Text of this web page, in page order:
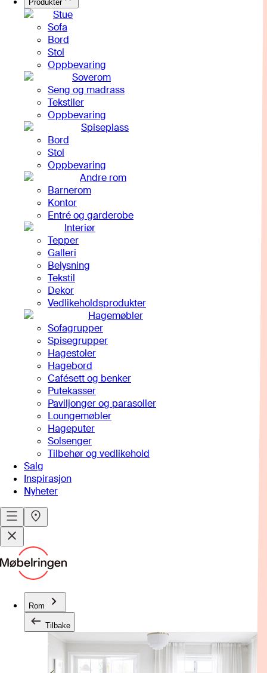
Produkter
Stue
Sofa
Bord
Stol
Oppbevaring
Soverom
Seng og madrass
Tekstiler
Oppbevaring
Spiseplass
Bord
Stol
Oppbevaring
Andre rom
Barnerom
Kontor
Entré og garderobe
Interiør
Tepper
Galleri
Belysning
Tekstil
Dekor
Vedlikeholdsprodukter
Hagemøbler
Sofagrupper
Spisegrupper
Hagestoler
Hagebord
Cafésett og benker
Putekasser
Paviljonger og parasoller
Loungemøbler
Hageputer
Solsenger
Tilbehør og vedlikehold
Salg
Inspirasjon
Nyheter
Rom
Tilbake